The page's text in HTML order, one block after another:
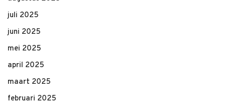
juli 2025
juni 2025
mei 2025
april 2025
maart 2025
februari 2025